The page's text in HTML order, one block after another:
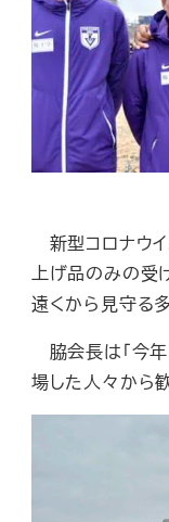
新型コロナウ
上げ品のみの受
遠くから見守る
脇会長は「今
場した人々から